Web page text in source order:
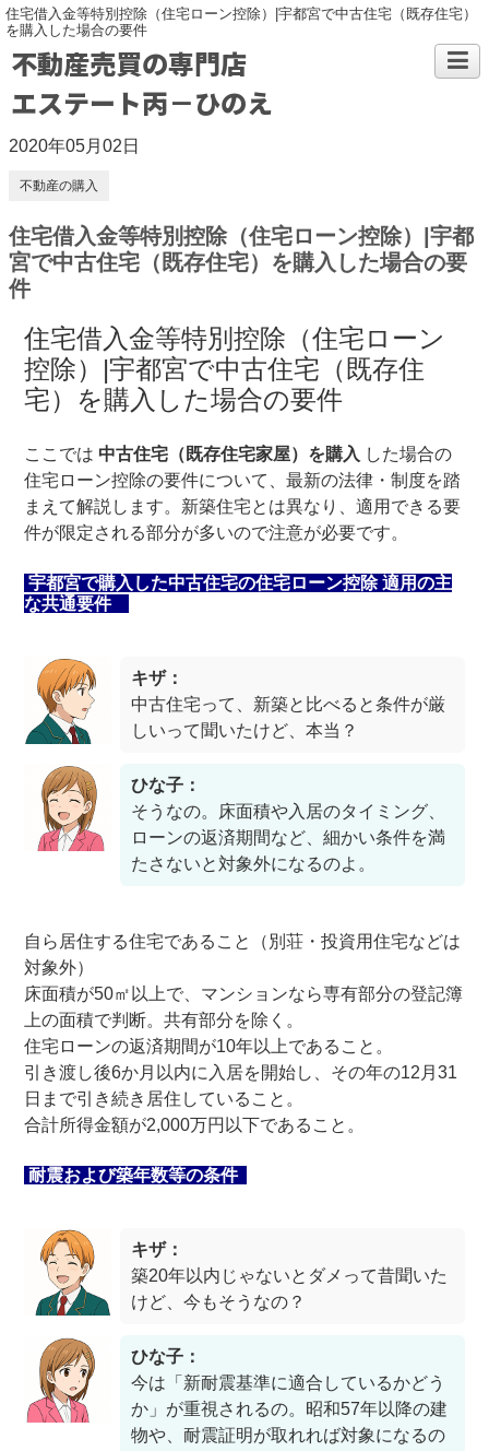
住宅借入金等特別控除（住宅ローン控除）|宇都宮で中古住宅（既存住宅）
を購入した場合の要件
不動産売買の専門店
エステート丙－ひのえ
2020年05月02日
不動産の購入
住宅借入金等特別控除（住宅ローン控除）|宇都
宮で中古住宅（既存住宅）を購入した場合の要
件
住宅借入金等特別控除（住宅ローン
控除）|宇都宮で中古住宅（既存住
宅）を購入した場合の要件
ここでは 中古住宅（既存住宅家屋）を購入 した場合の
住宅ローン控除の要件について、最新の法律・制度を踏
まえて解説します。新築住宅とは異なり、適用できる要
件が限定される部分が多いので注意が必要です。
宇都宮で購入した中古住宅の住宅ローン控除 適用の主
な共通要件
キザ：
中古住宅って、新築と比べると条件が厳
しいって聞いたけど、本当？
ひな子：
そうなの。床面積や入居のタイミング、
ローンの返済期間など、細かい条件を満
たさないと対象外になるのよ。
自ら居住する住宅であること（別荘・投資用住宅などは
対象外）
床面積が50㎡以上で、マンションなら専有部分の登記簿
上の面積で判断。共有部分を除く。
住宅ローンの返済期間が10年以上であること。
引き渡し後6か月以内に入居を開始し、その年の12月31
日まで引き続き居住していること。
合計所得金額が2,000万円以下であること。
耐震および築年数等の条件
キザ：
築20年以内じゃないとダメって昔聞いた
けど、今もそうなの？
ひな子：
今は「新耐震基準に適合しているかどう
か」が重視されるの。昭和57年以降の建
物や、耐震証明が取れれば対象になるの